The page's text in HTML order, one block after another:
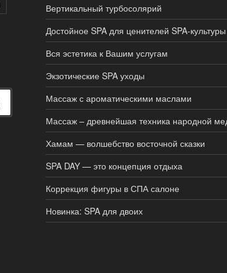
Вертикальный турбосолярий
Достойное SPA для ценителей SPA-культуры
Вся эстетика к Вашим услугам
Экзотические SPA уходы
Массаж с ароматическими маслами
Массаж – древнейшая техника народной
Хамам — волшебство восточной сказки
SPA DAY — это концепция отдыха
Коррекция фигуры в СПА салоне
Новинка: SPA для двоих